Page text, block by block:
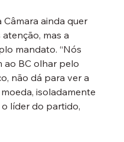
ainda quer
mas a
mandato. “Nós
ao BC olhar pelo
não dá para ver a
isoladamente
o líder do partido,